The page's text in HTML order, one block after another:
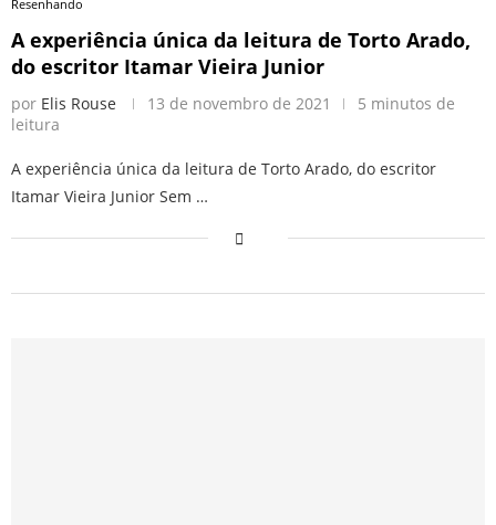
Resenhando
A experiência única da leitura de Torto Arado,
do escritor Itamar Vieira Junior
por Elis Rouse 13 de novembro de 2021
5 minutos de
leitura
A experiência única da leitura de Torto Arado, do escritor
Itamar Vieira Junior Sem …